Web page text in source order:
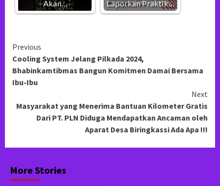
Akan…
Laporkan Praktik…
Continue
Reading
Previous
Cooling System Jelang Pilkada 2024,
Bhabinkamtibmas Bangun Komitmen Damai Bersama
Ibu-Ibu
Next
Masyarakat yang Menerima Bantuan Kilometer Gratis
Dari PT. PLN Diduga Mendapatkan Ancaman oleh
Aparat Desa Biringkassi Ada Apa !!!
More Stories